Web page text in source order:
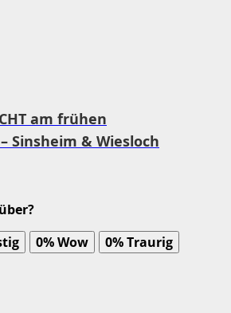
am frühen
Sinsheim & Wiesloch
0%Wow 0%Traurig